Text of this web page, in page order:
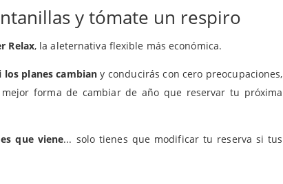
y tómate un respiro
Relax, la aleternativa flexible más económica.
los planes cambian y conducirás con cero preocupaciones,
forma de cambiar de año que reservar tu próxima
que viene... solo tienes que modificar tu reserva si tus